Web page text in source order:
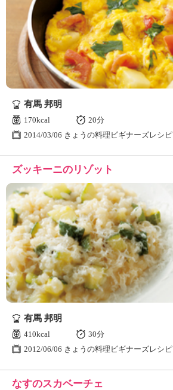
有馬 邦明
170kcal
20分
2014/03/06 きょうの料理ビギナーズレシピ
ズッキーニのリゾット
有馬 邦明
410kcal
30分
2012/06/06 きょうの料理ビギナーズレシピ
なすのスカベーチェ